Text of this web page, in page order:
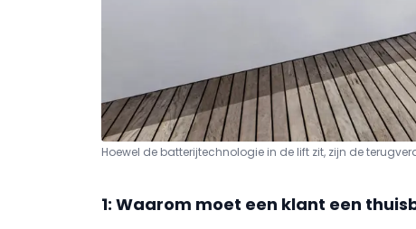
Hoewel de batterijtechnologie in de lift zit, zijn de
1: Waarom moet een klant een